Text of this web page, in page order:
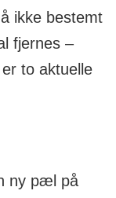
ikke bestemt
fjernes –
to aktuelle
ny pæl på